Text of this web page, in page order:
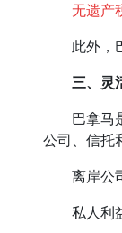
无遗产
此外，巴
三、灵
巴拿马是
公司、信托
离岸公司
私人利益